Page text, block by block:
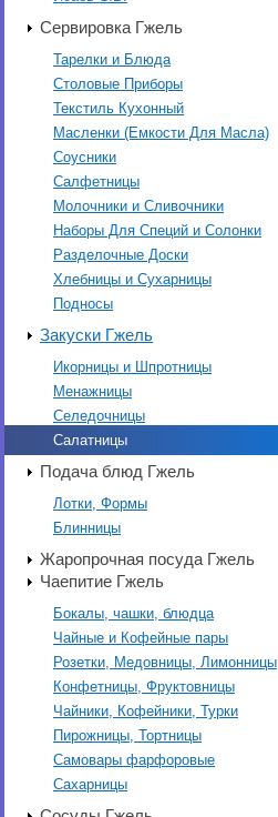
Сервировка Гжель
Тарелки и Блюда
Столовые Приборы
Текстиль Кухонный
Масленки (Емкости Для Масла)
Соусники
Салфетницы
Молочники и Сливочники
Наборы Для Специй и Солонки
Разделочные Доски
Хлебницы и Сухарницы
Подносы
Закуски Гжель
Икорницы и Шпротницы
Менажницы
Селедочницы
Салатницы
Подача блюд Гжель
Лотки, Формы
Блинницы
Жаропрочная посуда Гжель
Чаепитие Гжель
Бокалы, чашки, блюдца
Чайные и Кофейные пары
Розетки, Медовницы, Лимонницы
Конфетницы, Фруктовницы
Чайники, Кофейники, Турки
Пирожницы, Тортницы
Самовары фарфоровые
Сахарницы